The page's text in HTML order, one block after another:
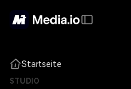
Startseite
STUDIO